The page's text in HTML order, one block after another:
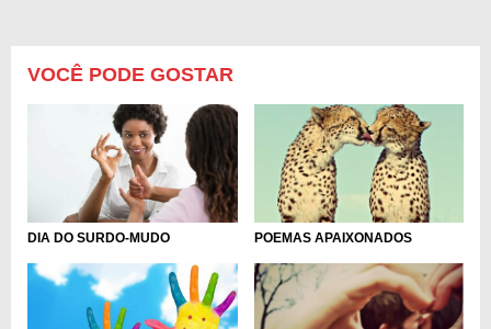
VOCÊ PODE GOSTAR
DIA DO SURDO-MUDO POEMAS APAIXONADOS